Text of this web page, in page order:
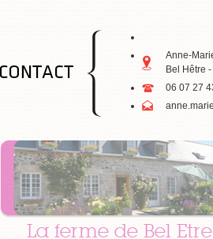
Anne-
Bel Hêtre
06 07 27
La ferme de Bel Etre